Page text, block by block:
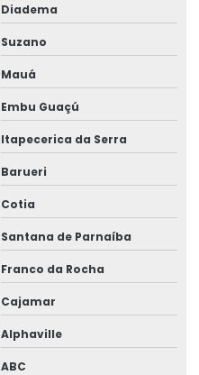
Diadema
Suzano
Mauá
Embu Guaçú
Itapecerica da Serra
Barueri
Cotia
Santana de Parnaíba
Franco da Rocha
Cajamar
Alphaville
ABC